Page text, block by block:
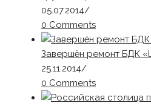
05.07.2014/
0 Comments
Завершён ремонт БДК
25.11.2014/
0 Comments